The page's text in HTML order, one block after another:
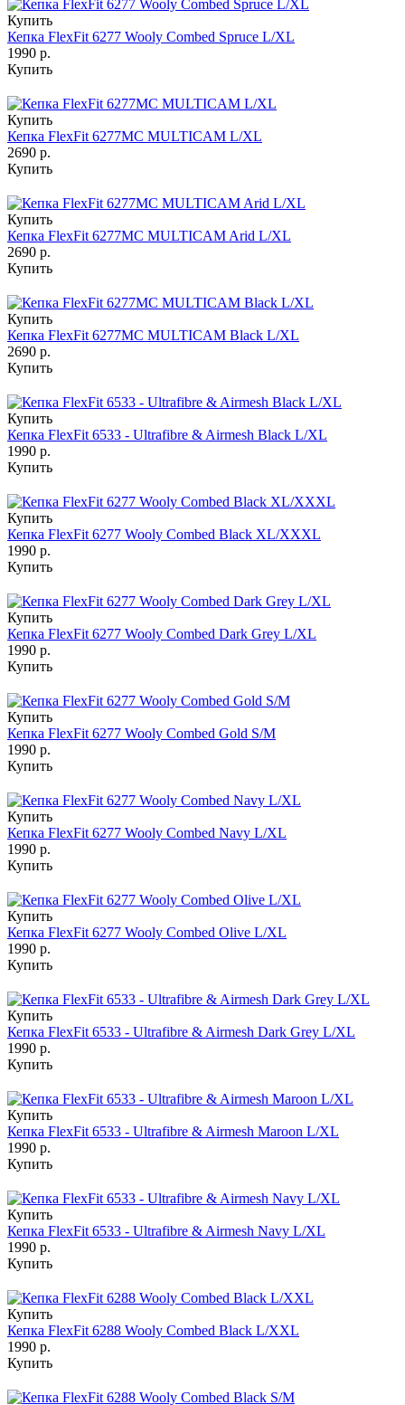
Купить
Кепка FlexFit 6277 Wooly Combed Spruce L/XL
1990 р.
Купить
Купить
Кепка FlexFit 6277MC MULTICAM L/XL
2690 р.
Купить
Купить
Кепка FlexFit 6277MC MULTICAM Arid L/XL
2690 р.
Купить
Купить
Кепка FlexFit 6277MC MULTICAM Black L/XL
2690 р.
Купить
Купить
Кепка FlexFit 6533 - Ultrafibre & Airmesh Black L/XL
1990 р.
Купить
Купить
Кепка FlexFit 6277 Wooly Combed Black XL/XXXL
1990 р.
Купить
Купить
Кепка FlexFit 6277 Wooly Combed Dark Grey L/XL
1990 р.
Купить
Купить
Кепка FlexFit 6277 Wooly Combed Gold S/M
1990 р.
Купить
Купить
Кепка FlexFit 6277 Wooly Combed Navy L/XL
1990 р.
Купить
Купить
Кепка FlexFit 6277 Wooly Combed Olive L/XL
1990 р.
Купить
Купить
Кепка FlexFit 6533 - Ultrafibre & Airmesh Dark Grey L/XL
1990 р.
Купить
Купить
Кепка FlexFit 6533 - Ultrafibre & Airmesh Maroon L/XL
1990 р.
Купить
Купить
Кепка FlexFit 6533 - Ultrafibre & Airmesh Navy L/XL
1990 р.
Купить
Купить
Кепка FlexFit 6288 Wooly Combed Black L/XXL
1990 р.
Купить